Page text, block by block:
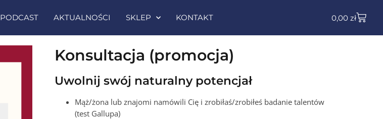
PODCAST AKTUALNOŚCI SKLEP KONTAKT 0,00zł
Konsultacja (promocja)
Uwolnij swój naturalny potencjał
Mąż/żona lub znajomi namówili Cię i zrobiłaś/zrobiłeś badanie talentów
(test Gallupa)